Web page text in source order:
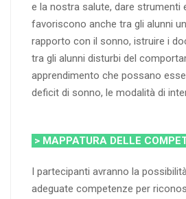
e la nostra salute, dare strumenti
favoriscono anche tra gli alunni
rapporto con il sonno, istruire i
tra gli alunni disturbi del
apprendimento che possano
deficit di sonno, le modalità di
> MAPPATURA DELLE
I partecipanti avranno la
adeguate competenze per